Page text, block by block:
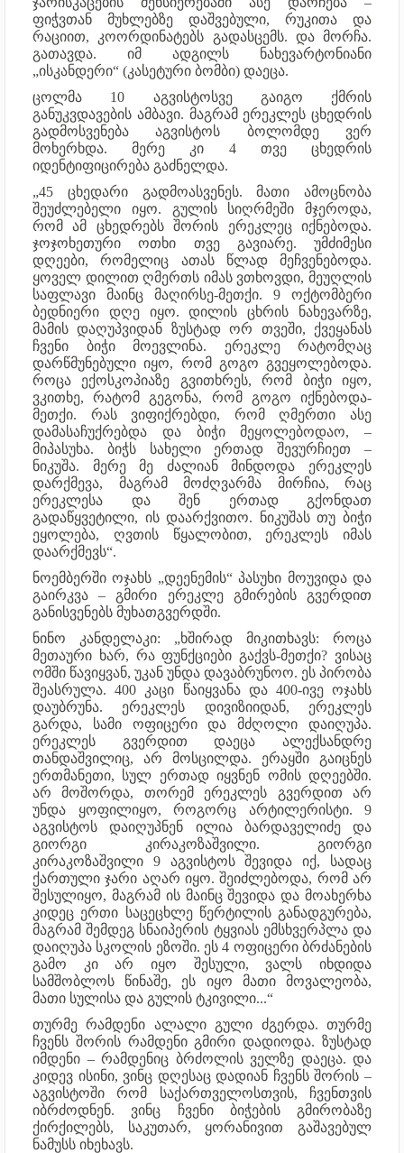
ფიჭვთან მუხლებზე დაშვებული, რუკითა და
რაციით, კოორდინატებს გადასცემს. და მორჩა.
გათავდა. იმ ადგილს ნახევარტონიანი
„ისკანდერი“ (კასეტური ბომბი) დაეცა.
ცოლმა 10 აგვისტოსვე გაიგო ქმრის
განუკვდავების ამბავი. მაგრამ ერეკლეს ცხედრის
გადმოსვენება აგვისტოს ბოლომდე ვერ
მოხერხდა. მერე კი 4 თვე ცხედრის
იდენტიფიცირება გაძნელდა.
„45 ცხედარი გადმოასვენეს. მათი ამოცნობა
შეუძლებელი იყო. გულის სიღრმეში მჯეროდა,
რომ ამ ცხედრებს შორის ერეკლეც იქნებოდა.
ჯოჯოხეთური ოთხი თვე გავიარე. უმძიმესი
დღეები, რომელიც ათას წლად მეჩვენებოდა.
ყოველ დილით ღმერთს იმას ვთხოვდი, მეუღლის
საფლავი მაინც მაღირსე-მეთქი. 9 ოქტომბერი
ბედნიერი დღე იყო. დილის ცხრის ნახევარზე,
მამის დაღუპვიდან ზუსტად ორ თვეში, ქვეყანას
ჩვენი ბიჭი მოევლინა. ერეკლე რატომღაც
დარწმუნებული იყო, რომ გოგო გვეყოლებოდა.
როცა ექოსკოპიაზე გვითხრეს, რომ ბიჭი იყო,
ვკითხე, რატომ გეგონა, რომ გოგო იქნებოდა-
მეთქი. რას ვიფიქრებდი, რომ ღმერთი ასე
დამასაჩუქრებდა და ბიჭი მეყოლებოდაო, –
მიპასუხა. ბიჭს სახელი ერთად შევურჩიეთ –
ნიკუშა. მერე მე ძალიან მინდოდა ერეკლეს
დარქმევა, მაგრამ მოძღვარმა მირჩია, რაც
ერეკლესა და შენ ერთად გქონდათ
გადაწყვეტილი, ის დაარქვითო. ნიკუშას თუ ბიჭი
ეყოლება, ღვთის წყალობით, ერეკლეს იმას
დაარქმევს“.
ნოემბერში ოჯახს „დეენემის“ პასუხი მოუვიდა და
გაირკვა – გმირი ერეკლე გმირების გვერდით
განისვენებს მუხათგვერდში.
ნინო კანდელაკი: „ხშირად მიკითხავს: როცა
მეთაური ხარ, რა ფუნქციები გაქვს-მეთქი? ვისაც
ომში წავიყვან, უკან უნდა დავაბრუნოო. ეს პირობა
შეასრულა. 400 კაცი წაიყვანა და 400-ივე ოჯახს
დაუბრუნა. ერეკლეს დივიზიიდან, ერეკლეს
გარდა, სამი ოფიცერი და მძღოლი დაიღუპა.
ერეკლეს გვერდით დაეცა ალექსანდრე
თანდაშვილიც, არ მოსცილდა. ერაყში გაიცნეს
ერთმანეთი, სულ ერთად იყვნენ ომის დღეებში.
არ მოშორდა, თორემ ერეკლეს გვერდით არ
უნდა ყოფილიყო, როგორც არტილერისტი. 9
აგვისტოს დაიღუპნენ ილია ბარდაველიძე და
გიორგი კირაკოზაშვილი. გიორგი
კირაკოზაშვილი 9 აგვისტოს შევიდა იქ, სადაც
ქართული ჯარი აღარ იყო. შეიძლებოდა, რომ არ
შესულიყო, მაგრამ ის მაინც შევიდა და მოახერხა
კიდეც ერთი საცეცხლე წერტილის განადგურება,
მაგრამ შემდეგ სნაიპერის ტყვიას ემსხვერპლა და
დაიღუპა სკოლის ეზოში. ეს 4 ოფიცერი ბრძანების
გამო კი არ იყო შესული, ვალს იხდიდა
სამშობლოს წინაშე, ეს იყო მათი მოვალეობა,
მათი სულისა და გულის ტკივილი...“
თურმე რამდენი ალალი გული ძგერდა. თურმე
ჩვენს შორის რამდენი გმირი დადიოდა. ზუსტად
იმდენი – რამდენიც ბრძოლის ველზე დაეცა. და
კიდევ ისინი, ვინც დღესაც დადიან ჩვენს შორის –
აგვისტოში რომ საქართველოსთვის, ჩვენთვის
იბრძოდნენ. ვინც ჩვენი ბიჭების გმირობაზე
ქირქილებს, საკუთარ, ყორანივით გაშავებულ
ნამუსს იხეხავს.